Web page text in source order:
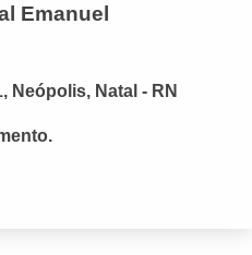
Emanuel
Neópolis, Natal - RN